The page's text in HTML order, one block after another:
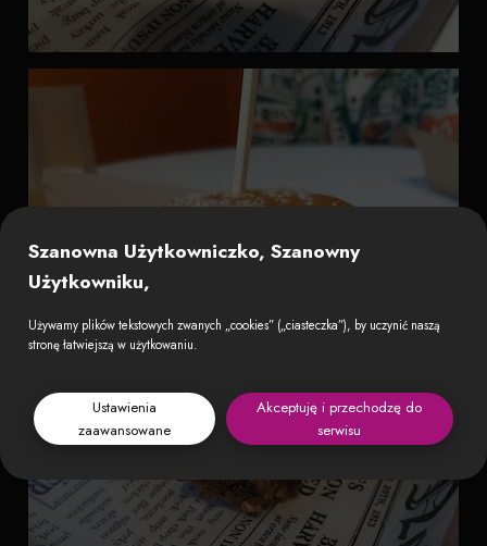
Szanowna Użytkowniczko, Szanowny
Użytkowniku,
Używamy plików tekstowych zwanych „cookies” („ciasteczka”), by uczynić naszą
stronę łatwiejszą w użytkowaniu.
Ustawienia
zaawansowane
Akceptuję i przechodzę do
serwisu